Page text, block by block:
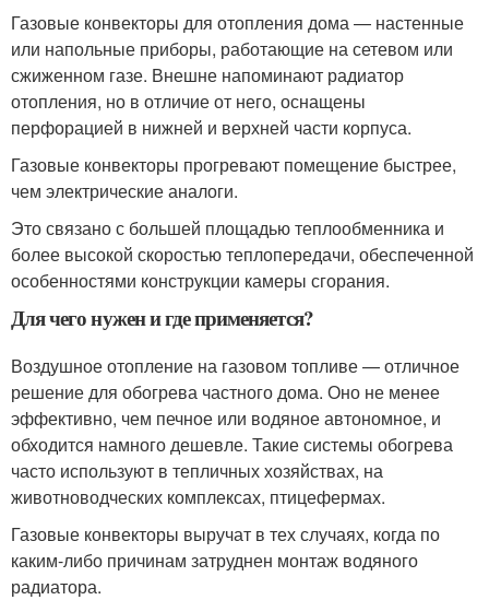
Газовые конвекторы для отопления дома — настенные
или напольные приборы, работающие на сетевом или
сжиженном газе. Внешне напоминают радиатор
отопления, но в отличие от него, оснащены
перфорацией в нижней и верхней части корпуса.
Газовые конвекторы прогревают помещение быстрее,
чем электрические аналоги.
Это связано с большей площадью теплообменника и
более высокой скоростью теплопередачи, обеспеченной
особенностями конструкции камеры сгорания.
Для чего нужен и где применяется?
Воздушное отопление на газовом топливе — отличное
решение для обогрева частного дома. Оно не менее
эффективно, чем печное или водяное автономное, и
обходится намного дешевле. Такие системы обогрева
часто используют в тепличных хозяйствах, на
животноводческих комплексах, птицефермах.
Газовые конвекторы выручат в тех случаях, когда по
каким-либо причинам затруднен монтаж водяного
радиатора.